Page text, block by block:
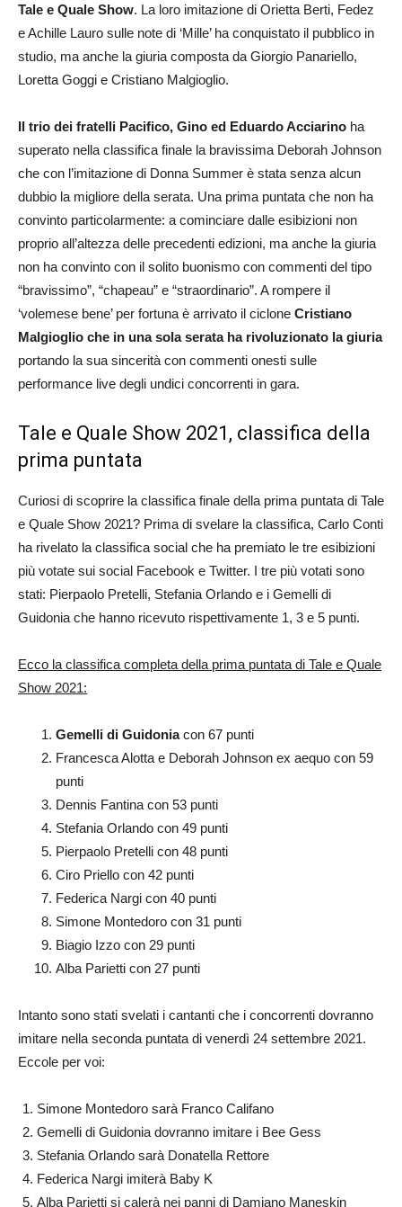
Tale e Quale Show. La loro imitazione di Orietta Berti, Fedez
e Achille Lauro sulle note di ‘Mille’ ha conquistato il pubblico in
studio, ma anche la giuria composta da Giorgio Panariello,
Loretta Goggi e Cristiano Malgioglio.
Il trio dei fratelli Pacifico, Gino ed Eduardo Acciarino ha
superato nella classifica finale la bravissima Deborah Johnson
che con l’imitazione di Donna Summer è stata senza alcun
dubbio la migliore della serata. Una prima puntata che non ha
convinto particolarmente: a cominciare dalle esibizioni non
proprio all’altezza delle precedenti edizioni, ma anche la giuria
non ha convinto con il solito buonismo con commenti del tipo
“bravissimo”, “chapeau” e “straordinario”. A rompere il
‘volemese bene’ per fortuna è arrivato il ciclone Cristiano
Malgioglio che in una sola serata ha rivoluzionato la giuria
portando la sua sincerità con commenti onesti sulle
performance live degli undici concorrenti in gara.
Tale e Quale Show 2021, classifica della
prima puntata
Curiosi di scoprire la classifica finale della prima puntata di Tale
e Quale Show 2021? Prima di svelare la classifica, Carlo Conti
ha rivelato la classifica social che ha premiato le tre esibizioni
più votate sui social Facebook e Twitter. I tre più votati sono
stati: Pierpaolo Pretelli, Stefania Orlando e i Gemelli di
Guidonia che hanno ricevuto rispettivamente 1, 3 e 5 punti.
Ecco la classifica completa della prima puntata di Tale e Quale
Show 2021:
Gemelli di Guidoniacon 67 punti
Francesca Alotta e Deborah Johnson ex aequo con 59
punti
Dennis Fantina con 53 punti
Stefania Orlando con 49 punti
Pierpaolo Pretelli con 48 punti
Ciro Priello con 42 punti
Federica Nargi con 40 punti
Simone Montedoro con 31 punti
Biagio Izzo con 29 punti
Alba Parietti con 27 punti
Intanto sono stati svelati i cantanti che i concorrenti dovranno
imitare nella seconda puntata di venerdì 24 settembre 2021.
Eccole per voi:
Simone Montedoro sarà Franco Califano
Gemelli di Guidonia dovranno imitare i Bee Gess
Stefania Orlando sarà Donatella Rettore
Federica Nargi imiterà Baby K
Alba Parietti si calerà nei panni di Damiano Maneskin